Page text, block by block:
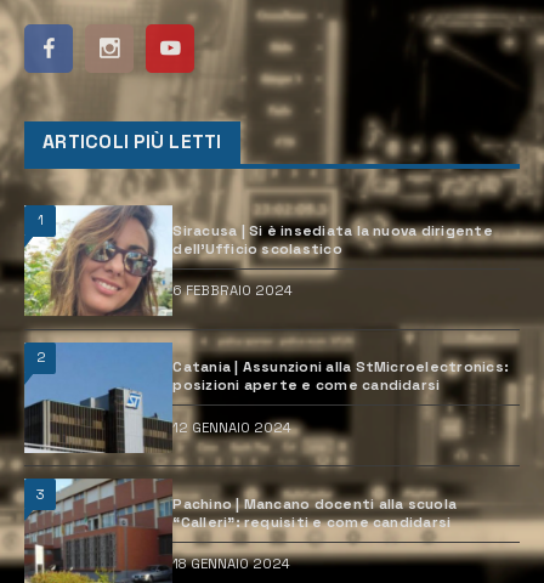
ARTICOLI PIÙ LETTI
1
Siracusa | Si è insediata la nuova dirigente
dell’Ufficio scolastico
6 FEBBRAIO 2024
2
Catania | Assunzioni alla StMicroelectronics:
posizioni aperte e come candidarsi
12 GENNAIO 2024
3
Pachino | Mancano docenti alla scuola
“Calleri”: requisiti e come candidarsi
18 GENNAIO 2024